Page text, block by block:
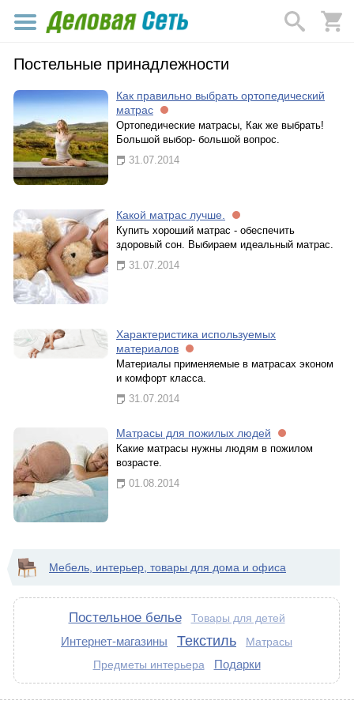
Постельные принадлежности
Как правильно выбрать ортопедический
матрас
Ортопедические матрасы, Как же выбрать!
Большой выбор- большой вопрос.
31.07.2014
Какой матрас лучше.
Купить хороший матрас - обеспечить
здоровый сон. Выбираем идеальный матрас.
31.07.2014
Характеристика используемых
материалов
Материалы применяемые в матрасах эконом
и комфорт класса.
31.07.2014
Матрасы для пожилых людей
Какие матрасы нужны людям в пожилом
возрасте.
01.08.2014
Мебель, интерьер, товары для дома и офиса
Постельное белье Товары для детей
Интернет-магазины Текстиль
Матрасы
Предметы интерьера
Подарки